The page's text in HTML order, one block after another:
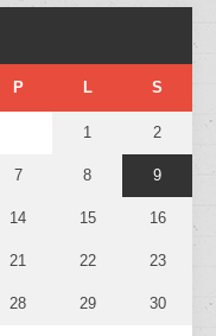
P L S
1 2
7 8 9
14 15 16
21 22 23
28 29 30